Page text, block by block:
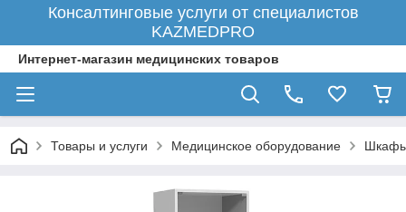
Консалтинговые услуги от специалистов
KAZMEDPRO
Интернет-магазин медицинских товаров
Товары и услуги Медицинское оборудование Шкафы